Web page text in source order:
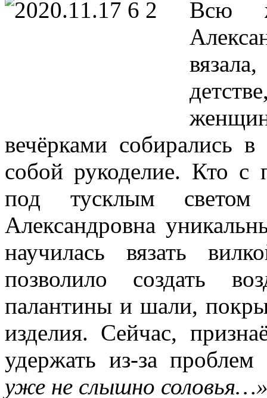
Всю
вечёрками собирались
собой рукоделие. Кто с
под тусклым светом
Александровна
научилась вязать
позволило создать
палантины и шали,
изделия. Сейчас,
удержать из-за
уже не слышно